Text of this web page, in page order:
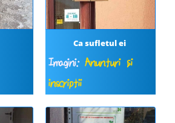
Ca sufletul ei
Imagini:Anunțuri și
inscripții